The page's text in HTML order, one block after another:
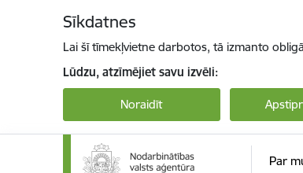
Sīkdatnes
Lai šī tīmekļvietne darbotos, tā izmanto
Lūdzu, atzīmējiet savu izvēli:
Noraidīt
Par